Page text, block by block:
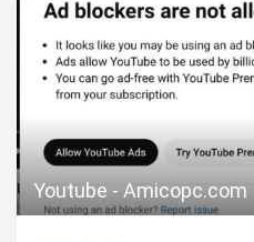
Youtube - Amicopc.com